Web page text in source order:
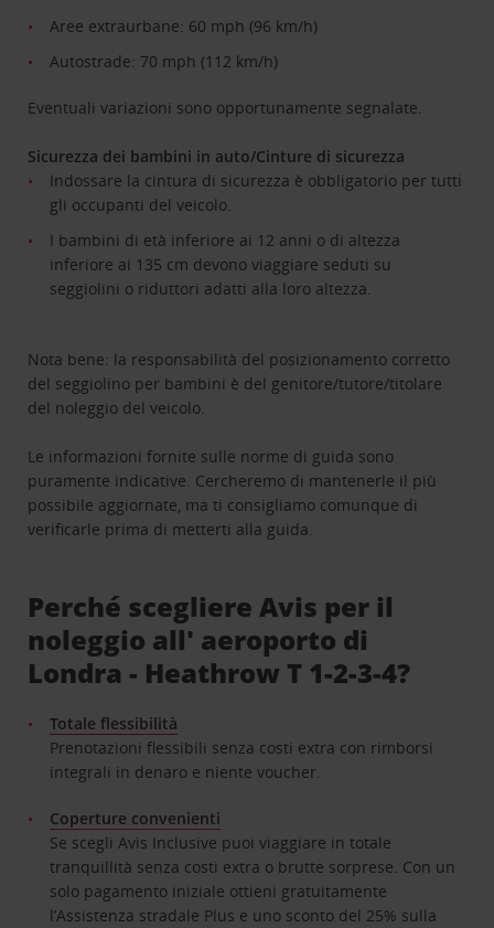
Aree extraurbane: 60 mph (96 km/h)
Autostrade: 70 mph (112 km/h)
Eventuali variazioni sono opportunamente segnalate.
Sicurezza dei bambini in auto/Cinture di sicurezza
Indossare la cintura di sicurezza è obbligatorio per tutti
gli occupanti del veicolo.
I bambini di età inferiore ai 12 anni o di altezza
inferiore ai 135 cm devono viaggiare seduti su
seggiolini o riduttori adatti alla loro altezza.
Nota bene: la responsabilità del posizionamento corretto
del seggiolino per bambini è del genitore/tutore/titolare
del noleggio del veicolo.
Le informazioni fornite sulle norme di guida sono
puramente indicative. Cercheremo di mantenerle il più
possibile aggiornate, ma ti consigliamo comunque di
verificarle prima di metterti alla guida.
Perché scegliere Avis per il
noleggio all' aeroporto di
Londra - Heathrow T 1-2-3-4?
Totale flessibilità
Prenotazioni flessibili senza costi extra con rimborsi
integrali in denaro e niente voucher.
Coperture convenienti
Se scegli Avis Inclusive puoi viaggiare in totale
tranquillità senza costi extra o brutte sorprese. Con un
solo pagamento iniziale ottieni gratuitamente
l’Assistenza stradale Plus e uno sconto del 25% sulla